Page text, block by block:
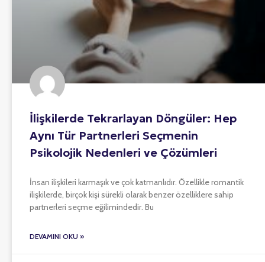
İlişkilerde Tekrarlayan Döngüler: Hep
Aynı Tür Partnerleri Seçmenin
Psikolojik Nedenleri ve Çözümleri
İnsan ilişkileri karmaşık ve çok katmanlıdır. Özellikle romantik
ilişkilerde, birçok kişi sürekli olarak benzer özelliklere sahip
partnerleri seçme eğilimindedir. Bu
DEVAMINI OKU »